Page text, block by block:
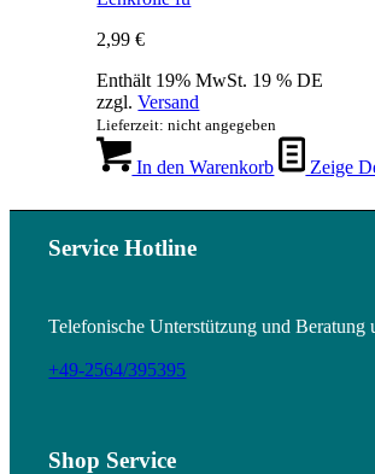
2,99€
Enthält 19% MwSt. 19 % DE
zzgl.Versand
Lieferzeit: nicht angegeben
In den Warenkorb Zeige
Service Hotline
Telefonische Unterstützung und Beratung
+49-2564/395395
Shop Service